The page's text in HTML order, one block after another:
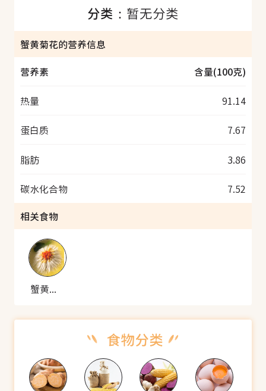
分类： 暂无分类
蟹黄菊花的营养信息
营养素
含量(100克)
热量 91.14
蛋白质 7.67
脂肪 3.86
碳水化合物
7.52
相关食物
蟹黄菊花